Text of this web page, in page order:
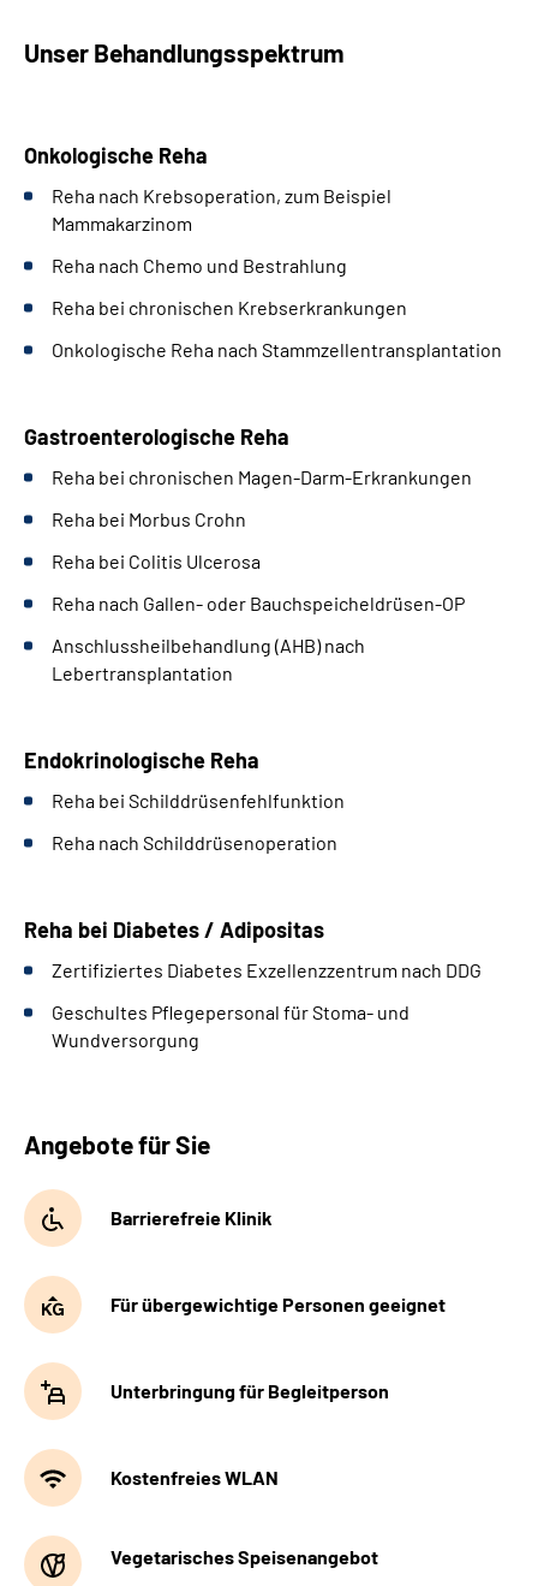
Unser Behandlungsspektrum
Onkologische Reha
Reha nach Krebsoperation, zum Beispiel
Mammakarzinom
Reha nach Chemo und Bestrahlung
Reha bei chronischen Krebserkrankungen
Onkologische Reha nach Stammzellentransplantation
Gastroenterologische Reha
Reha bei chronischen Magen-Darm-Erkrankungen
Reha bei Morbus Crohn
Reha bei Colitis Ulcerosa
Reha nach Gallen- oder Bauchspeicheldrüsen-OP
Anschlussheilbehandlung (AHB) nach
Lebertransplantation
Endokrinologische Reha
Reha bei Schilddrüsenfehlfunktion
Reha nach Schilddrüsenoperation
Reha bei Diabetes / Adipositas
Zertifiziertes Diabetes Exzellenzzentrum nach DDG
Geschultes Pflegepersonal für Stoma- und
Wundversorgung
Angebote für Sie
Barrierefreie Klinik
Für übergewichtige Personen geeignet
Unterbringung für Begleitperson
Kostenfreies WLAN
Vegetarisches Speisenangebot